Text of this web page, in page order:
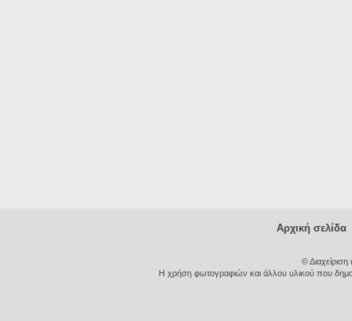
Αρχική σελίδα
©
Η χρήση φωτογραφιών και άλλου υλικού που